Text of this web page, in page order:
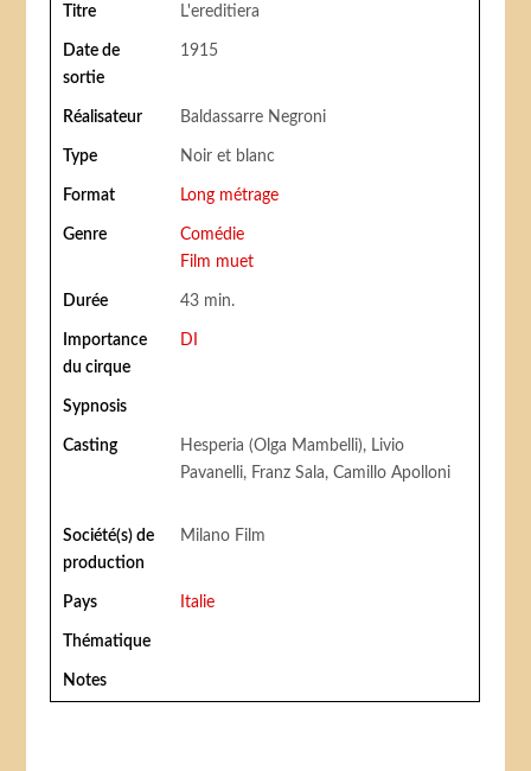
Titre L'ereditiera
Date de
sortie
1915
Réalisateur Baldassarre Negroni
Type Noir et blanc
Format Long métrage
Genre
Comédie
Film muet
Durée 43 min.
Importance
du cirque
DI
Sypnosis
Casting
Hesperia (Olga Mambelli), Livio
Pavanelli, Franz Sala, Camillo Apolloni
Société(s) de
production
Milano Film
Pays Italie
Thématique
Notes